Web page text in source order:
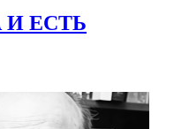
И ЕСТЬ